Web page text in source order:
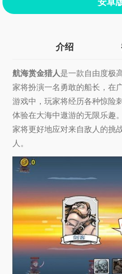
介绍
航海赏金猎人是一款自由度极
家将扮演一名勇敢的船长，在
游戏中，玩家将经历各种惊险
体验在大海中遨游的无限乐趣
家将更好地应对来自敌人的挑
人。